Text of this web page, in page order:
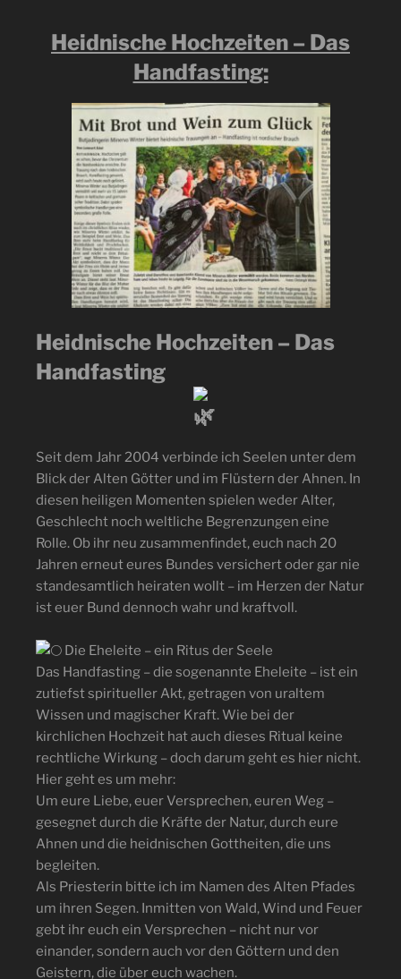
Heidnische Hochzeiten – Das
Handfasting:
Heidnische Hochzeiten – Das
Handfasting
Seit dem Jahr 2004 verbinde ich Seelen unter dem
Blick der Alten Götter und im Flüstern der Ahnen. In
diesen heiligen Momenten spielen weder Alter,
Geschlecht noch weltliche Begrenzungen eine
Rolle. Ob ihr neu zusammenfindet, euch nach 20
Jahren erneut eures Bundes versichert oder gar nie
standesamtlich heiraten wollt – im Herzen der Natur
ist euer Bund dennoch wahr und kraftvoll.
Die Eheleite – ein Ritus der Seele
Das Handfasting – die sogenannte Eheleite – ist ein
zutiefst spiritueller Akt, getragen von uraltem
Wissen und magischer Kraft. Wie bei der
kirchlichen Hochzeit hat auch dieses Ritual keine
rechtliche Wirkung – doch darum geht es hier nicht.
Hier geht es um mehr:
Um eure Liebe, euer Versprechen, euren Weg –
gesegnet durch die Kräfte der Natur, durch eure
Ahnen und die heidnischen Gottheiten, die uns
begleiten.
Als Priesterin bitte ich im Namen des Alten Pfades
um ihren Segen. Inmitten von Wald, Wind und Feuer
gebt ihr euch ein Versprechen – nicht nur vor
einander, sondern auch vor den Göttern und den
Geistern, die über euch wachen.